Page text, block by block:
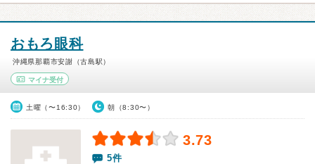
おもろ眼科
沖縄県那覇市安謝（古島駅）
マイナ受付
土曜（〜16:30） 朝（8:30〜）
3.73
5件